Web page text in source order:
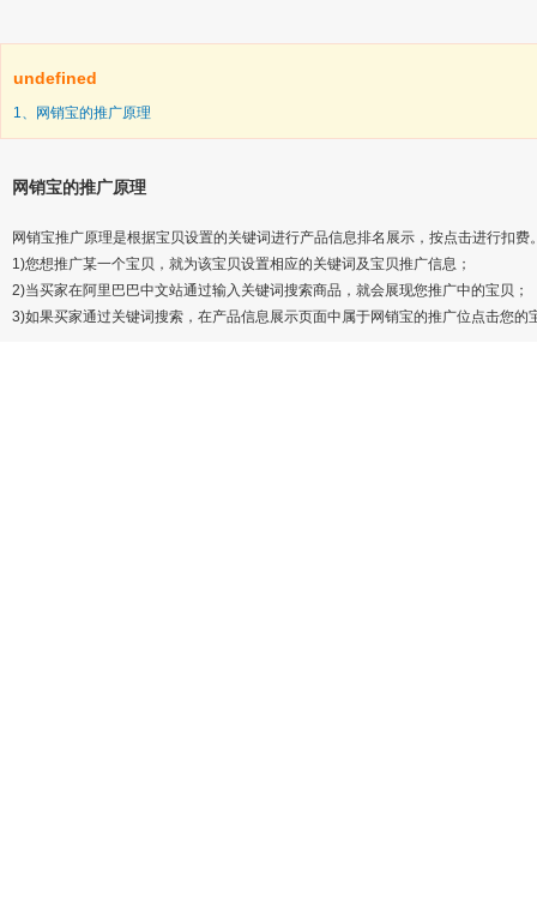
undefined
1、网销宝的推广原理
网销宝的推广原理
网销宝推广原理是根据宝贝设置的关键词进行产品信息排名展示，按点击进行扣费
1)您想推广某一个宝贝，就为该宝贝设置相应的关键词及宝贝推广信息；
2)当买家在阿里巴巴中文站通过输入关键词搜索商品，就会展现您推广中的宝贝；
3)如果买家通过关键词搜索，在产品信息展示页面中属于网销宝的推广位点击您